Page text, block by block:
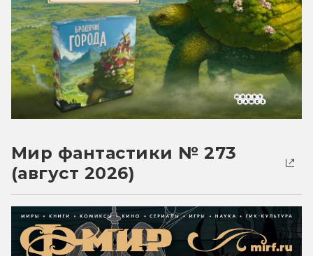
Мир фантастики № 273
(август 2026)